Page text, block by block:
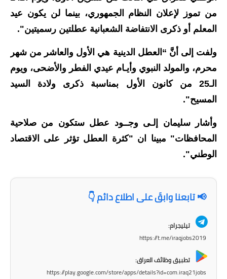
المرحلة المتوسطة
المرحلة الاعدادية
مرشحات
المرحلة الابتدائية
المرحلة الاعدادية
المرحلة الابتدائية
المرحلة المتوسطة
المرحلة الابتدائية
من تموز لإعلان النظام الجمهوري، بينما لن يكون عيد
المعلم أو ذكرى الانتفاضة الشعبانية عطلتين رسميتين".
ولفت إلى أنَّ “العطل الدينية هي الأول والعاشر من شهر
محرم، والمولد النبوي وأيـام عيدي الفطر والأضحى، ويوم
الـ25 من كانون الأول بمناسبة ذكرى ولادة السيد
المسيح".
وأشار سليمان إلـى وجــود عطل ستكون من صلاحية
المحافظات" مبينا ان "كثرة العطل تؤثر على الاقتصاد
الوطني".
📢 تابعنا وابقَ على اطلاع دائم 👇
تيليجرام:
https://t.me/iraqjobs2019
تطبيق وظائف العراق:
https://play.google.com/store/apps/details?id=com.iraq21jobs